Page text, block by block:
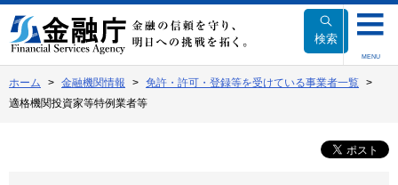
文
へ
動
検索
MENU
ホーム 金融機関情報
免許・許可・登録等を受けている事業者一覧
適格機関投資家等特例業者等